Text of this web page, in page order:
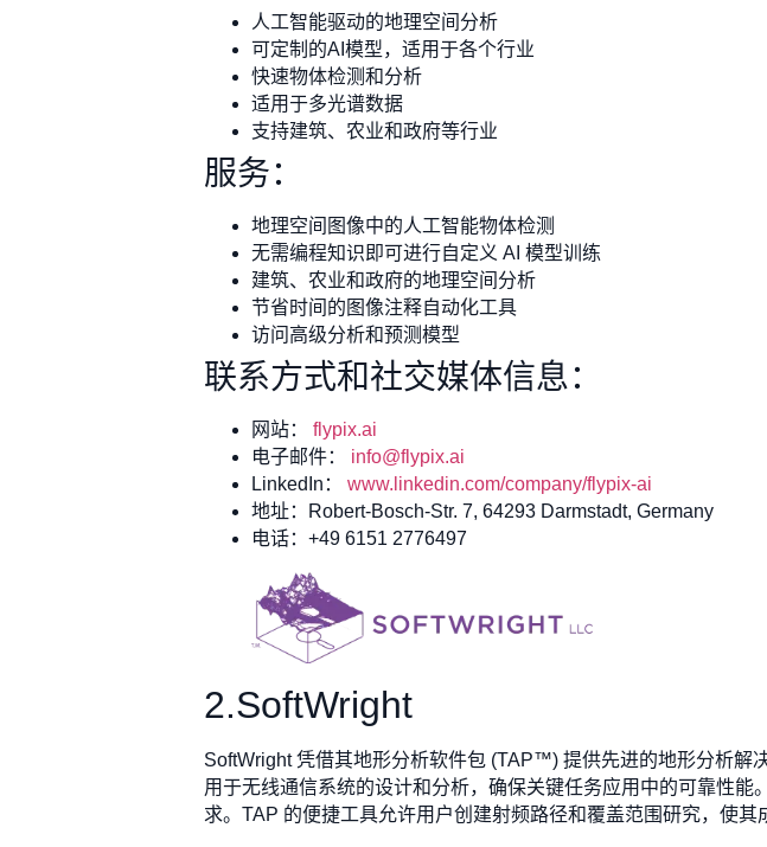
人工智能驱动的地理空间分析
可定制的AI模型，适用于各个行业
快速物体检测和分析
适用于多光谱数据
支持建筑、农业和政府等行业
服务：
地理空间图像中的人工智能物体检测
无需编程知识即可进行自定义 AI 模型训练
建筑、农业和政府的地理空间分析
节省时间的图像注释自动化工具
访问高级分析和预测模型
联系方式和社交媒体信息：
网站： flypix.ai
电子邮件： info@flypix.ai
LinkedIn： www.linkedin.com/company/flypix-ai
地址：Robert-Bosch-Str. 7, 64293 Darmstadt, Germany
电话：+49 6151 2776497
2.SoftWright
SoftWright 凭借其地形分析软件包 (TAP™) 提供先进的地形分析解
用于无线通信系统的设计和分析，确保关键任务应用中的可靠性
求。TAP 的便捷工具允许用户创建射频路径和覆盖范围研究，使其